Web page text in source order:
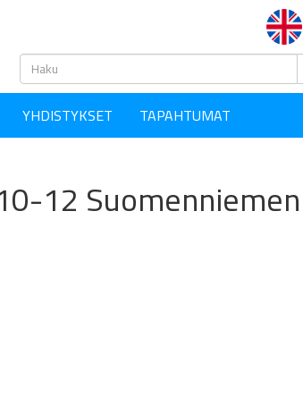
YHDISTYKSET TAPAHTUMAT
12 Suomenniemen